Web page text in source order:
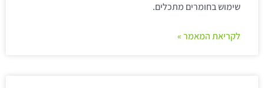
שימוש בחומרים מתכלים.
לקריאת המאמר »